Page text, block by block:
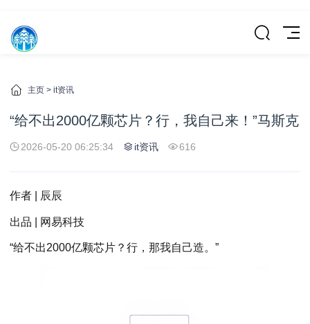
主页 > it资讯
“给不出2000亿颗芯片？行，我自己来！”马斯克
2026-05-20 06:25:34 it资讯 616
作者 | 辰辰
出品 | 网易科技
“给不出2000亿颗芯片？行，那我自己造。”